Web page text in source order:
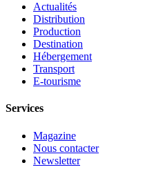
Actualités
Distribution
Production
Destination
Hébergement
Transport
E-tourisme
Services
Magazine
Nous contacter
Newsletter